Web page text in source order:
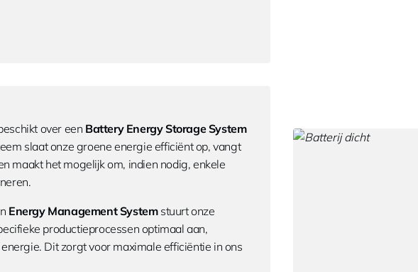
over een Battery Energy Storage System
slaat onze groene energie efficiënt op, vangt
maakt het mogelijk om, indien nodig, enkele
Energy Management Systemstuurt onze
productieprocessen optimaal aan,
Dit zorgt voor maximale efficiëntie in ons